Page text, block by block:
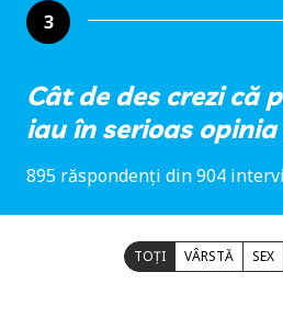
3
Cât de des crezi că
iau în serioas
895 răspondenți din 904
TOȚI VÂRSTĂ SEX